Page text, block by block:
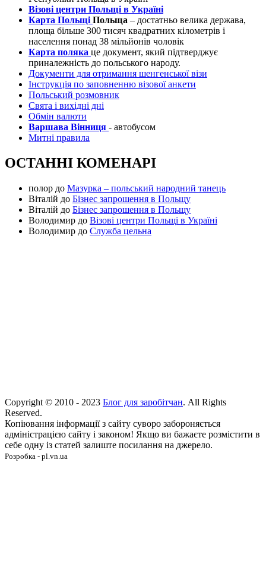
Візові центри Польщі в Україні
Карта Польщі Польща – достатньо велика держава,
площа більше 300 тисяч квадратних кілометрів і
населення понад 38 мільйонів чоловік
Карта поляка це документ, який підтверджує
приналежність до польського народу.
Документи для отримання шенгенської візи
Інструкція по заповненню візової анкети
Польський розмовник
Свята і вихідні дні
Обмін валюти
Варшава Вінниця - автобусом
Митні правила
ОСТАННІ КОМЕНАРІ
полор до Мазурка – польський народний танець
Віталій до Бізнес запрошення в Польщу
Віталій до Бізнес запрошення в Польщу
Володимир до Візові центри Польщі в Україні
Володимир до Служба цельна
Copyright © 2010 - 2023 Блог для заробітчан. All Rights
Reserved.
Копіювання інформації з сайту суворо забороняється
адміністрацією сайту і законом! Якщо ви бажаєте розмістити в
себе одну із статей залиште посилання на джерело.
Розробка - pl.vn.ua